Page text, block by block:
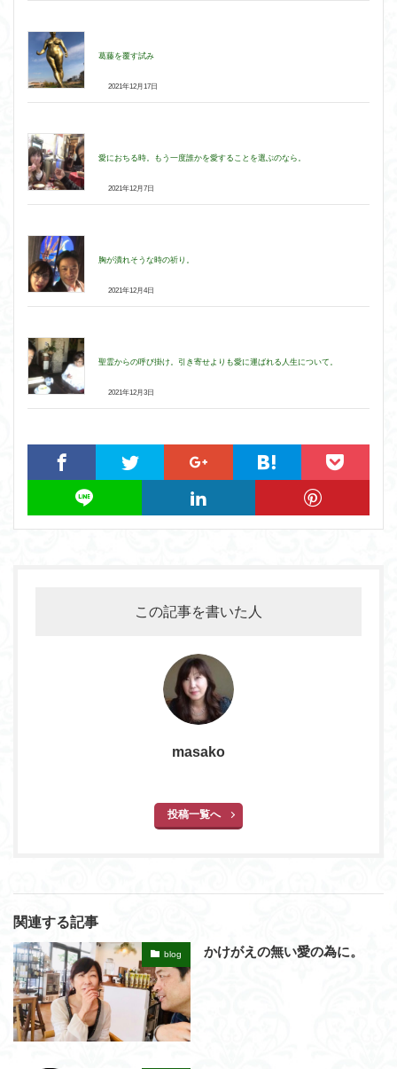
葛藤を覆す試み
2021年12月17日
愛におちる時。もう一度誰かを愛することを選ぶのなら。
2021年12月7日
胸が潰れそうな時の祈り。
2021年12月4日
聖霊からの呼び掛け。引き寄せよりも愛に運ばれる人生について。
2021年12月3日
この記事を書いた人
masako
投稿一覧へ
関連する記事
blog かけがえの無い愛の為に。